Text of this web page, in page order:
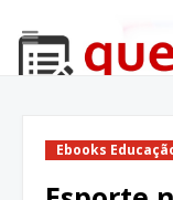
Ebooks